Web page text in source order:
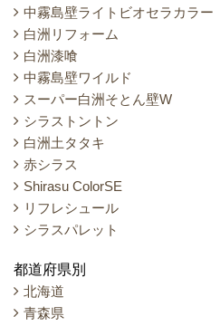
中霧島壁ライトビオセラカラー
白洲リフォーム
白洲漆喰
中霧島壁ワイルド
スーパー白洲そとん壁W
シラストントン
白洲土タタキ
赤シラス
Shirasu ColorSE
リフレシュール
シラスパレット
都道府県別
北海道
青森県